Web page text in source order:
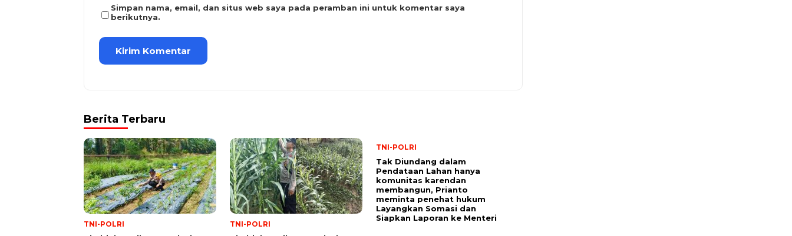
Simpan nama, email, dan situs web saya pada peramban ini untuk komentar saya
berikutnya.
Berita Terbaru
TNI-POLRI TNI-POLRI
TNI-POLRI
Tak Diundang dalam
Pendataan Lahan hanya
komunitas karendan
membangun, Prianto
meminta penehat hukum
Layangkan Somasi dan
Siapkan Laporan ke Menteri